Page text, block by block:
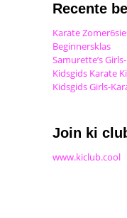
Recente
Karate
Beginnersklas
Samurette’s
Kidsgids Karate
Kidsgids Girls-
Join ki
www.kiclub.cool